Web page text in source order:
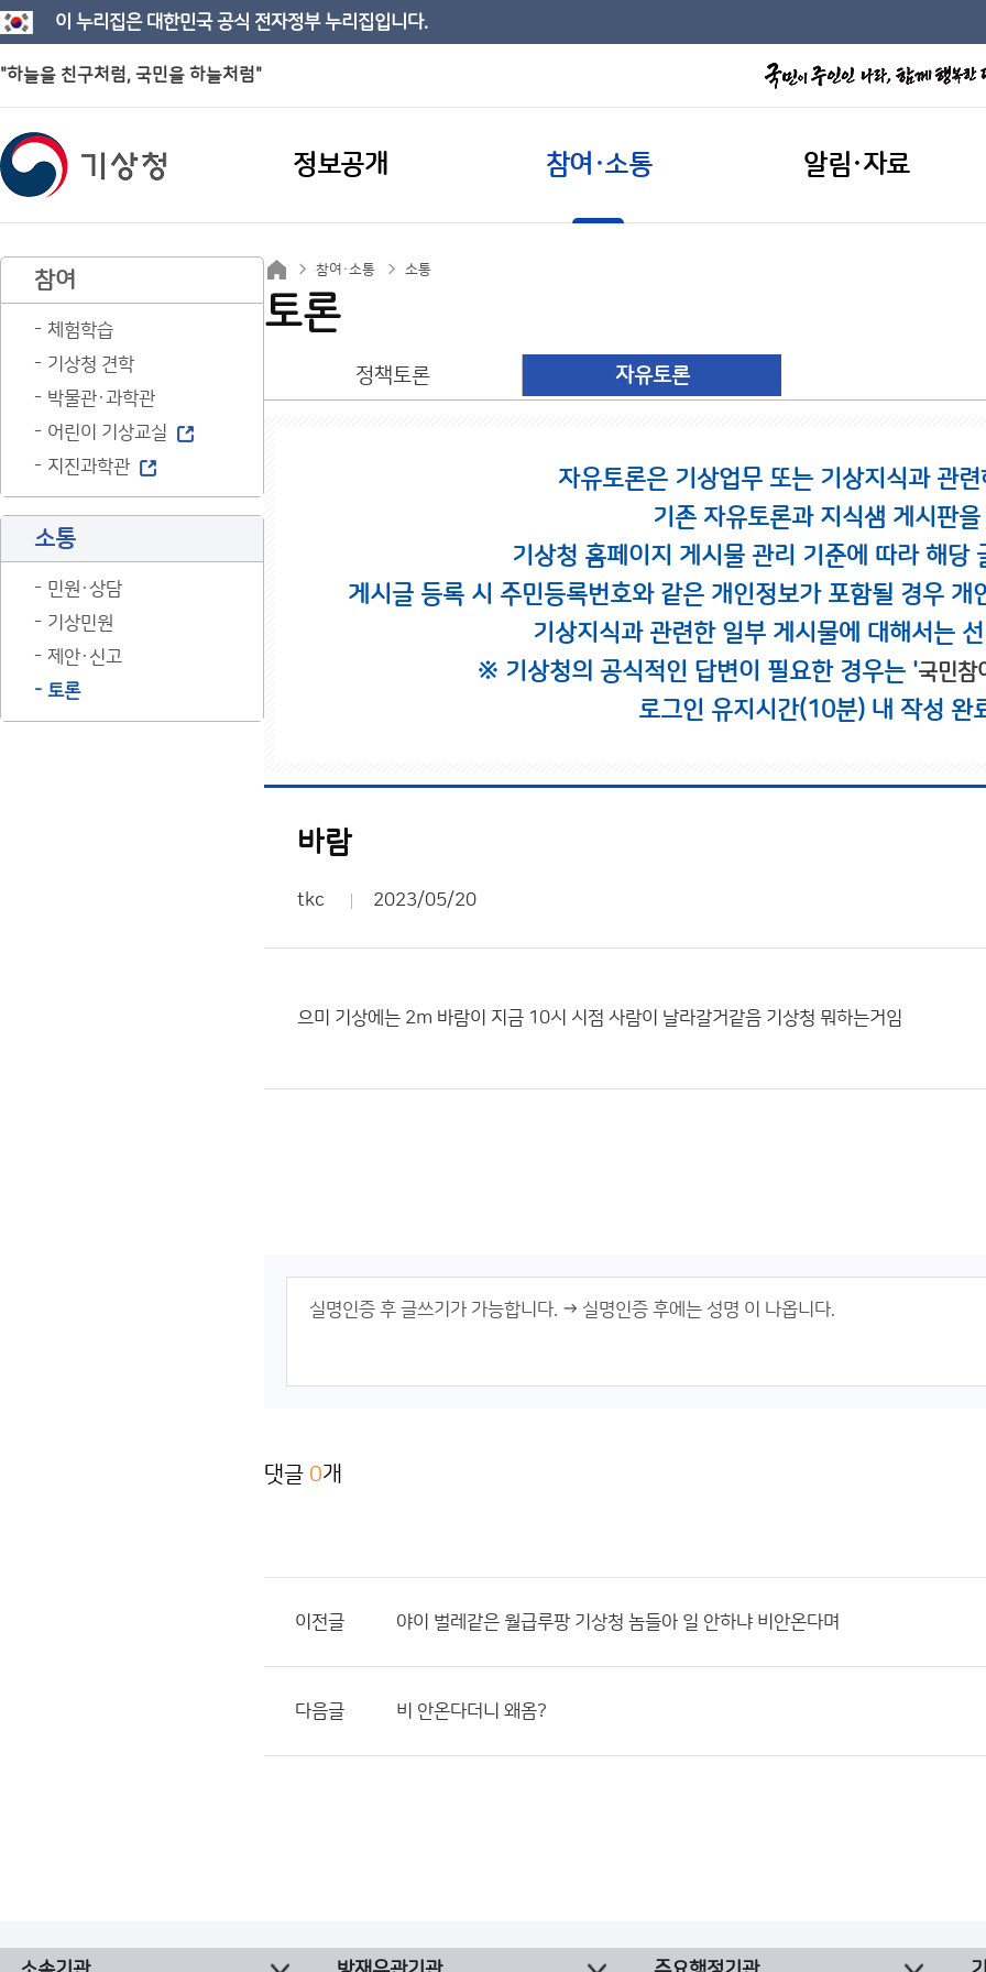
이 누리집은 대한민국 공식 전자정부 누리집입니다.
"하늘을 친구처럼, 국민을 하늘처럼"
정보공개 참여·소통 알림·자료
참여
체험학습
기상청 견학
박물관·과학관
어린이 기상교실
지진과학관
소통
민원·상담
기상민원
제안·신고
토론
참여·소통 소통
토론
정책토론 자유토론
자유토론은 기상업무 또는 기상지식과 관
기존 자유토론과 지식샘 게시판
기상청 홈페이지 게시물 관리 기준에 따라 해당
게시글 등록 시 주민등록번호와 같은 개인정보가 포함될 경우
기상지식과 관련한 일부 게시물에 대해서는
※ 기상청의 공식적인 답변이 필요한 경우는 '국민참
로그인 유지시간(10분) 내 작성 완
바람
tkc 2023/05/20
으미 기상에는 2m 바람이 지금 10시 시점 사람이 날라갈거같음 기상청 뭐하는거임
댓글 0개
이전글 야이 벌레같은 월급루팡 기상청 놈들아 일 안하냐 비안온다며
다음글 비 안온다더니 왜옴?